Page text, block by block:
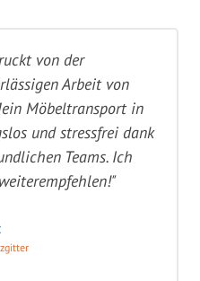
von der
Arbeit von
Möbeltransport in
und stressfrei dank
Teams. Ich